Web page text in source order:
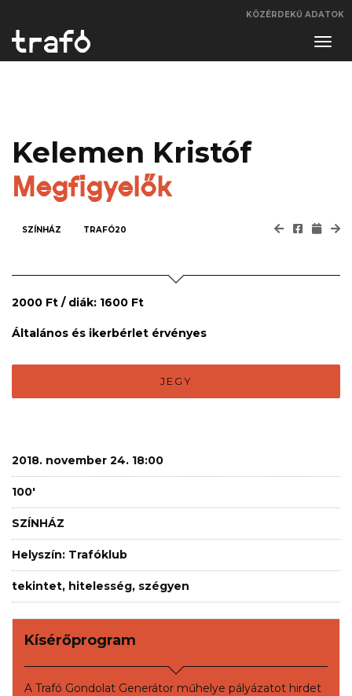
KÖZÉRDEKŰ ADATOK
Kelemen Kristóf
Megfigyelők
SZÍNHÁZ TRAFÓ20
2000 Ft / diák: 1600 Ft
Általános és ikerbérlet érvényes
JEGY
2018. november 24. 18:00
100'
SZÍNHÁZ
Helyszín: Trafóklub
tekintet, hitelesség, szégyen
Kísérőprogram
A Trafó Gondolat Generátor műhelye pályázatot hirdet